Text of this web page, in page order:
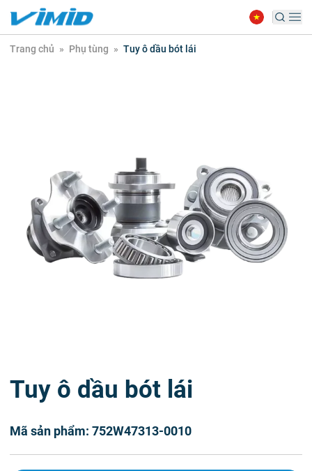
Trang chủ » Phụ tùng » Tuy ô dầu bót lái
Tuy ô dầu bót lái
Mã sản phẩm: 752W47313-0010